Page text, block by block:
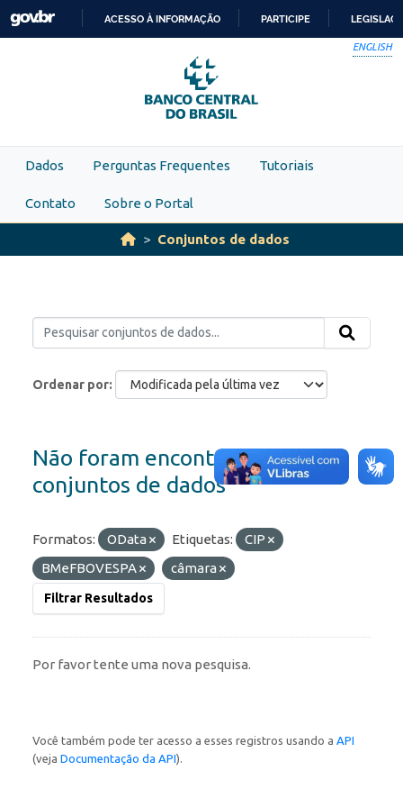
Skip to main content
PARA
O
CONTEÚDO
ACESSO À INFORMAÇÃO PARTICIPE
ENGLISH
Dados Perguntas Frequentes Tutoriais
Contato Sobre o Portal
Conjuntos de dados
Ordenar por
Não foram encontrados
conjuntos de dados
Formatos: OData Etiquetas:
CIP
BMeFBOVESPA
câmara
Filtrar Resultados
Por favor tente uma nova pesquisa.
Você também pode ter acesso a esses registros usando a API
(veja Documentação da API).